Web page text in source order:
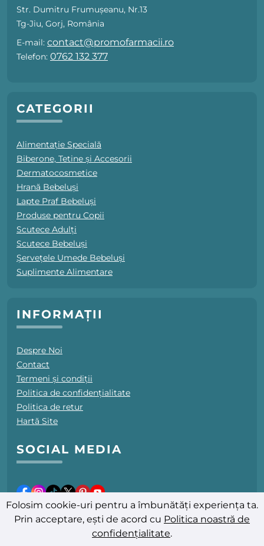
Str. Dumitru Frumușeanu, Nr.13
Tg-Jiu, Gorj, România
E-mail: contact@promofarmacii.ro
Telefon: 0762 132 377
CATEGORII
Alimentație Specială
Biberone, Tetine și Accesorii
Dermatocosmetice
Hrană Bebeluși
Lapte Praf Bebeluși
Produse pentru Copii
Scutece Adulți
Scutece Bebeluși
Șervețele Umede Bebeluși
Suplimente Alimentare
INFORMAȚII
Despre Noi
Contact
Termeni și condiții
Politica de confidențialitate
Politica de retur
Hartă Site
SOCIAL MEDIA
Folosim cookie-uri pentru a îmbunătăți experiența ta.
Prin acceptare, ești de acord cu Politica noastră de
confidențialitate.